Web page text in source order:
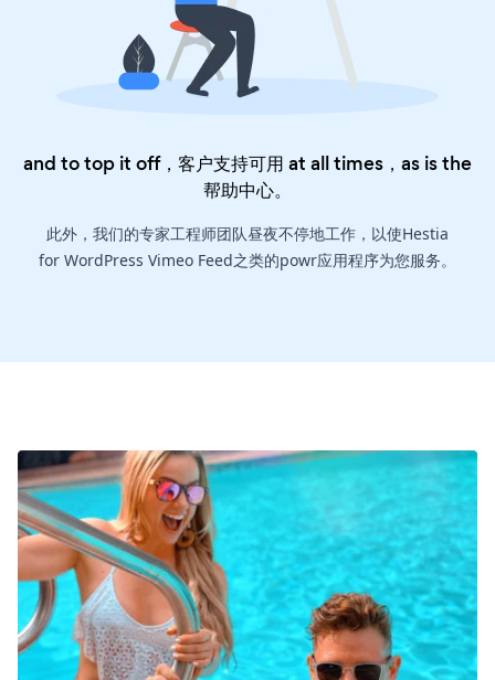
and to top it off，客户支持可用 at all times，as is the
帮助中心。
此外，我们的专家工程师团队昼夜不停地工作，以使Hestia
for WordPress Vimeo Feed之类的powr应用程序为您服务。